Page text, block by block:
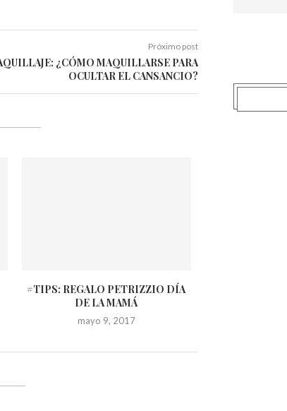
Próximo post
¿CÓMO MAQUILLARSE PARA
OCULTAR EL CANSANCIO?
#TIPS: REGALO PETRIZZIO DÍA
DE LA MAMÁ
mayo 9, 2017